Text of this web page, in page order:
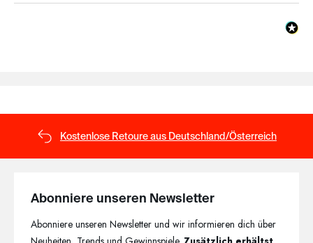
Kostenlose Retoure aus Deutschland/Österreich
Abonniere unseren Newsletter
Abonniere unseren Newsletter und wir informieren dich über